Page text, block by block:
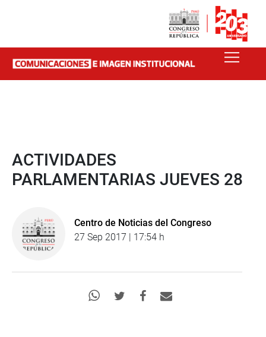
ACTIVIDADES
PARLAMENTARIAS JUEVES 28
Centro de Noticias del Congreso
27 Sep 2017 | 17:54 h